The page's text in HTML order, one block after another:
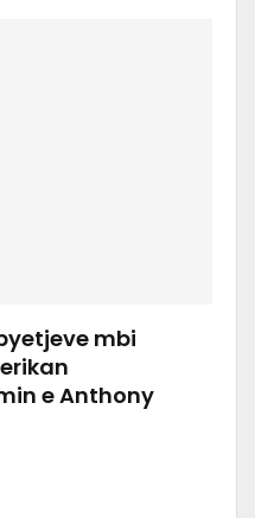
mbi
e Anthony